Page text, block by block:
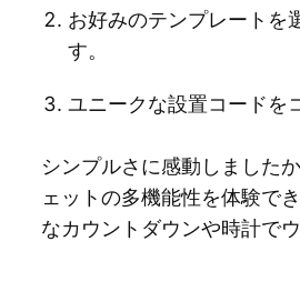
お好みのテンプレートを
す。
ユニークな設置コードを
シンプルさに感動しました
ェットの多機能性を体験で
なカウントダウンや時計で